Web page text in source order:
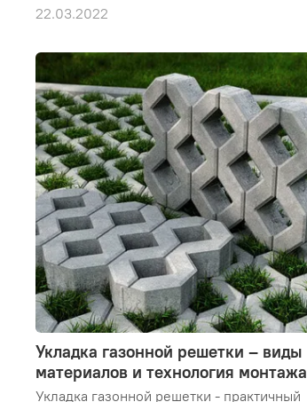
22.03.2022
Укладка газонной решетки – виды
материалов и технология монтажа
Укладка газонной решетки - практичный